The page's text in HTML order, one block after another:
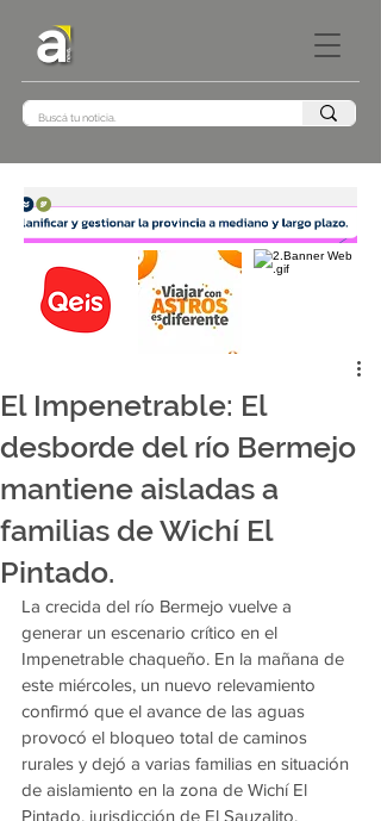
El Impenetrable: El
desborde del río Bermejo
mantiene aisladas a
familias de Wichí El
Pintado.
La crecida del río Bermejo vuelve a
generar un escenario crítico en el
Impenetrable chaqueño. En la mañana de
este miércoles, un nuevo relevamiento
confirmó que el avance de las aguas
provocó el bloqueo total de caminos
rurales y dejó a varias familias en situación
de aislamiento en la zona de Wichí El
Pintado, jurisdicción de El Sauzalito.